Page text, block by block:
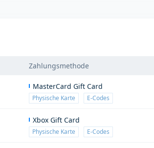
Zahlungsmethode
MasterCard Gift Card
Physische Karte E-Codes
Xbox Gift Card
Physische Karte E-Codes